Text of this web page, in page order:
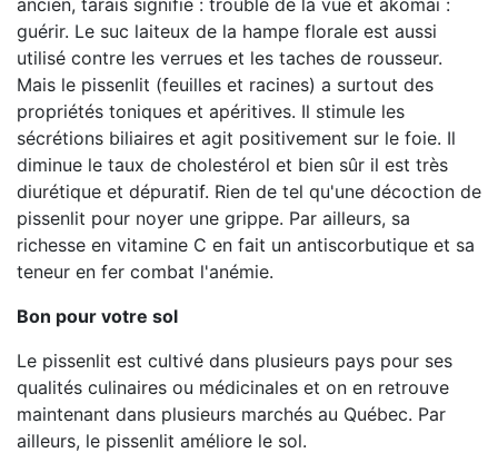
ancien, tarais signifie : trouble de la vue et akomai :
guérir. Le suc laiteux de la hampe florale est aussi
utilisé contre les verrues et les taches de rousseur.
Mais le pissenlit (feuilles et racines) a surtout des
propriétés toniques et apéritives. Il stimule les
sécrétions biliaires et agit positivement sur le foie. Il
diminue le taux de cholestérol et bien sûr il est très
diurétique et dépuratif. Rien de tel qu'une décoction de
pissenlit pour noyer une grippe. Par ailleurs, sa
richesse en vitamine C en fait un antiscorbutique et sa
teneur en fer combat l'anémie.
Bon pour votre sol
Le pissenlit est cultivé dans plusieurs pays pour ses
qualités culinaires ou médicinales et on en retrouve
maintenant dans plusieurs marchés au Québec. Par
ailleurs, le pissenlit améliore le sol.